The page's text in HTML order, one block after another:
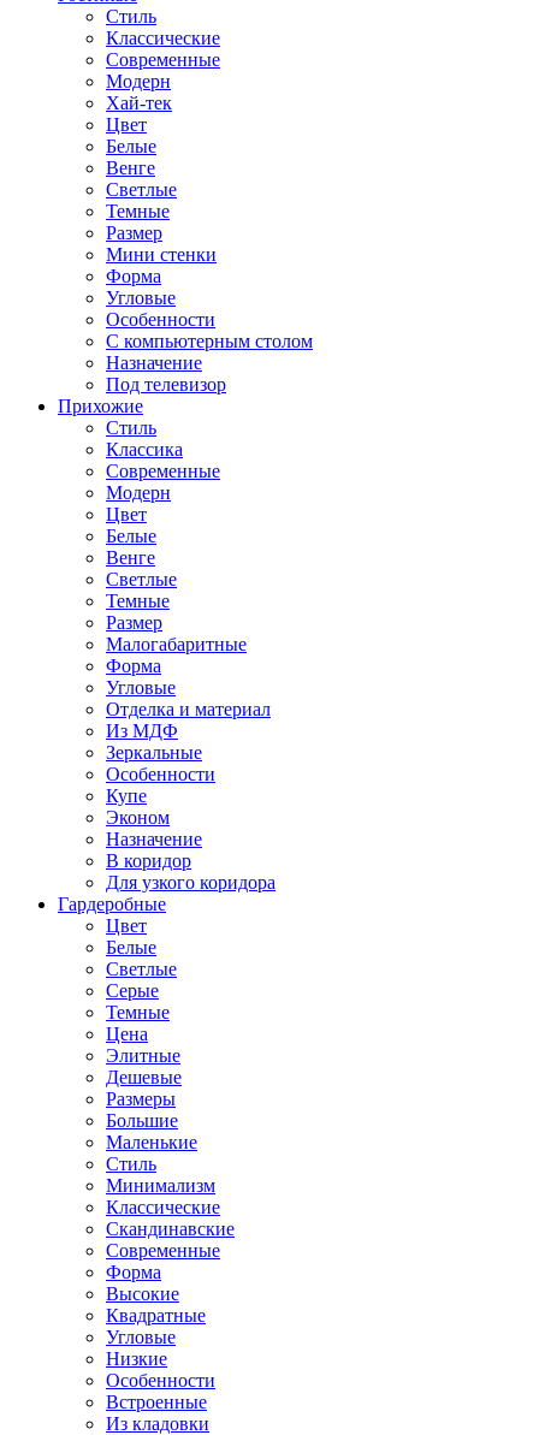
Стиль
Классические
Современные
Модерн
Хай-тек
Цвет
Белые
Венге
Светлые
Темные
Размер
Мини стенки
Форма
Угловые
Особенности
С компьютерным столом
Назначение
Под телевизор
Прихожие
Стиль
Классика
Современные
Модерн
Цвет
Белые
Венге
Светлые
Темные
Размер
Малогабаритные
Форма
Угловые
Отделка и материал
Из МДФ
Зеркальные
Особенности
Купе
Эконом
Назначение
В коридор
Для узкого коридора
Гардеробные
Цвет
Белые
Светлые
Серые
Темные
Цена
Элитные
Дешевые
Размеры
Большие
Маленькие
Стиль
Минимализм
Классические
Скандинавские
Современные
Форма
Высокие
Квадратные
Угловые
Низкие
Особенности
Встроенные
Из кладовки